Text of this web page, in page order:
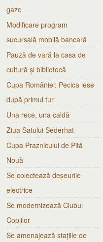
gaze
Modificare program
sucursală mobilă bancară
Pauză de vară la casa de
cultură și bibliotecă
Cupa României: Pecica iese
după primul tur
Una rece, una caldă
Ziua Satului Sederhat
Cupa Praznicului de Pită
Nouă
Se colectează deșeurile
electrice
Se modernizează Clubul
Copiilor
Se amenajează stațiile de